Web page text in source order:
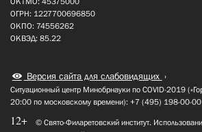
ОГРН: 1227700696850
ОКПО: 74556262
ОКВЭД: 85.22
Версия сайта для слабовидящих
Ситуационный центр Минобрнауки по COVID-2019
20:00 по московскому времени): +7 (495) 198-00-00
12+
© Свято-Филаретовский институт.